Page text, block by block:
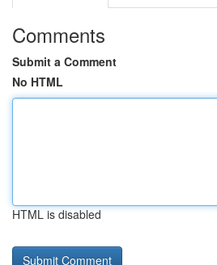
Comments
Submit a Comment
No HTML
HTML is disabled